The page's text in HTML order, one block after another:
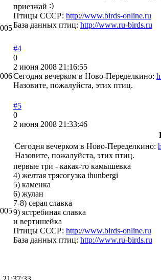
приезжай
Птицы СССР: http://www.birds-online.ru
База данных птиц: http://www.ru-birds.ru
#4
0
2 июня 2008 21:16:55
Сегодня вечерком в Ново-Переделкино:
Назовите, пожалуйста, этих птиц.
#5
0
2 июня 2008 21:33:46
Сегодня вечерком в Ново-Переделкино:
Назовите, пожалуйста, этих птиц.
первые три - какая-то камышевка
4) желтая трясогузка thunbergi
5) каменка
6) жулан
7-8) серая славка
9) ястребиная славка
и вертишейка
Птицы СССР: http://www.birds-online.ru
База данных птиц: http://www.ru-birds.ru